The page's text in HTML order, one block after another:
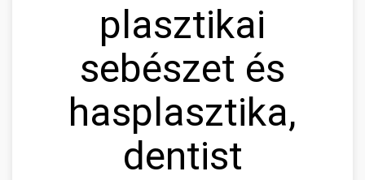
plasztikai
sebészet és
hasplasztika,
dentist